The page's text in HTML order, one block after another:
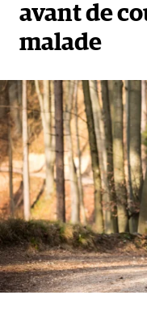
avant de
malade